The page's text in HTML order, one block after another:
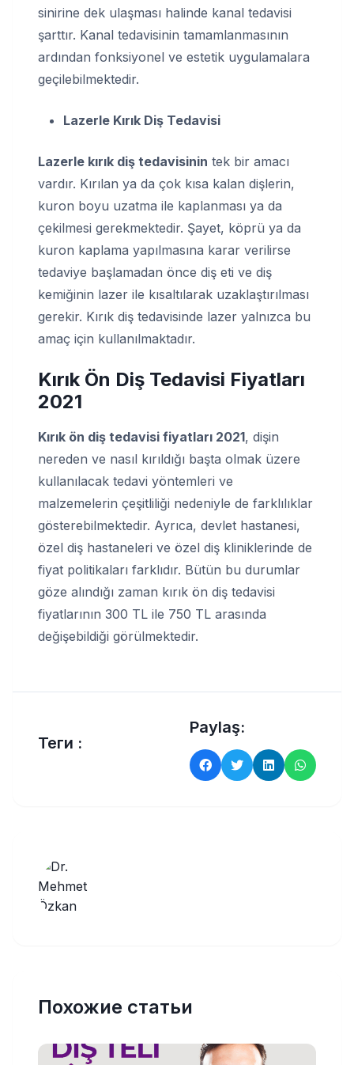
sinirine dek ulaşması halinde kanal tedavisi
şarttır. Kanal tedavisinin tamamlanmasının
ardından fonksiyonel ve estetik uygulamalara
geçilebilmektedir.
Lazerle Kırık Diş Tedavisi
Lazerle kırık diş tedavisinin tek bir amacı
vardır. Kırılan ya da çok kısa kalan dişlerin,
kuron boyu uzatma ile kaplanması ya da
çekilmesi gerekmektedir. Şayet, köprü ya da
kuron kaplama yapılmasına karar verilirse
tedaviye başlamadan önce diş eti ve diş
kemiğinin lazer ile kısaltılarak uzaklaştırılması
gerekir. Kırık diş tedavisinde lazer yalnızca bu
amaç için kullanılmaktadır.
Kırık Ön Diş Tedavisi Fiyatları
2021
Kırık ön diş tedavisi fiyatları 2021, dişin
nereden ve nasıl kırıldığı başta olmak üzere
kullanılacak tedavi yöntemleri ve
malzemelerin çeşitliliği nedeniyle de farklılıklar
gösterebilmektedir. Ayrıca, devlet hastanesi,
özel diş hastaneleri ve özel diş kliniklerinde de
fiyat politikaları farklıdır. Bütün bu durumlar
göze alındığı zaman kırık ön diş tedavisi
fiyatlarının 300 TL ile 750 TL arasında
değişebildiği görülmektedir.
Теги :
Paylaş:
Похожие статьи